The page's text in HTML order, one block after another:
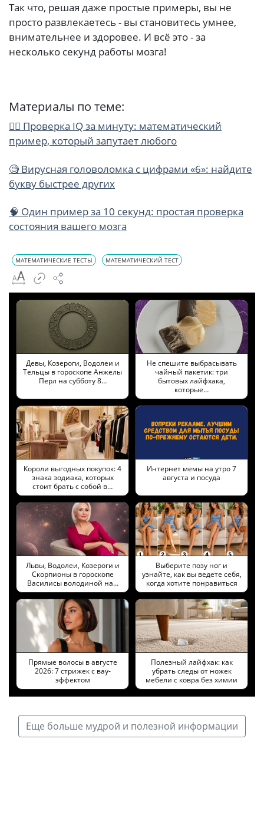
Так что, решая даже простые примеры, вы не
просто развлекаетесь - вы становитесь умнее,
внимательнее и здоровее. И всё это - за
несколько секунд работы мозга!
Материалы по теме:
🕵️‍♀️ Проверка IQ за минуту: математический
пример, который запутает любого
🧐 Вирусная головоломка с цифрами «6»: найдите
букву быстрее других
🧠 Один пример за 10 секунд: простая проверка
состояния вашего мозга
МАТЕМАТИЧЕСКИЕ ТЕСТЫ МАТЕМАТИЧЕСКИЙ ТЕСТ
Девы, Козероги, Водолеи и
Тельцы в гороскопе Анжелы
Перл на субботу 8…
Не спешите выбрасывать
чайный пакетик: три
бытовых лайфхака,
которые…
Короли выгодных покупок: 4
знака зодиака, которых
стоит брать с собой в…
Интернет мемы на утро 7
августа и посуда
Львы, Водолеи, Козероги и
Скорпионы в гороскопе
Василисы володиной на…
Выберите позу ног и
узнайте, как вы ведете себя,
когда хотите понравиться
Прямые волосы в августе
2026: 7 стрижек с вау-
эффектом
Полезный лайфхак: как
убрать следы от ножек
мебели с ковра без химии
Еще больше мудрой и полезной информации